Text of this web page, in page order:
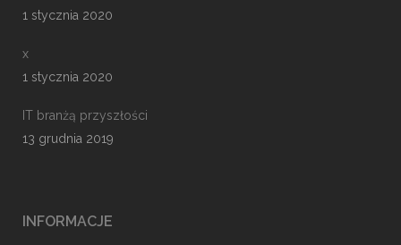
1 stycznia 2020
x
1 stycznia 2020
IT branżą przyszłości
13 grudnia 2019
INFORMACJE